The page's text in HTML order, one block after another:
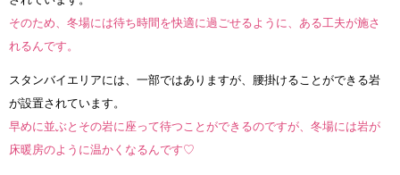
そのため、冬場には待ち時間を快適に過ごせるように、ある工夫が施さ
れるんです。
スタンバイエリアには、一部ではありますが、腰掛けることができる岩
が設置されています。
早めに並ぶとその岩に座って待つことができるのですが、冬場には岩が
床暖房のように温かくなるんです♡